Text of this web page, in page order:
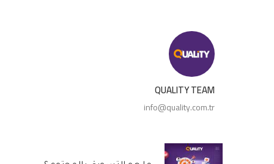
QUALITY TEAM
info@quality.com.tr